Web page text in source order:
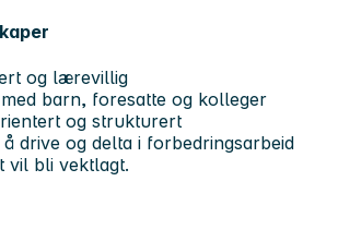
og lærevillig
barn, foresatte og kolleger
og strukturert
drive og delta i forbedringsarbeid
vil bli vektlagt.